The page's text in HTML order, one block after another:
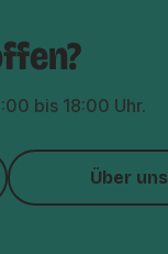
bis 18:00 Uhr.
Über uns